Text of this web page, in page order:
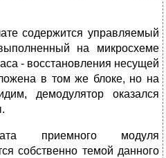
содержится управляемый
на микросхеме
- восстановления несущей
в том же блоке, но на
демодулятор оказался
приемного модуля
собственно темой данного